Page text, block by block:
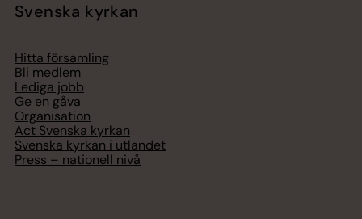
Svenska kyrkan
Hitta församling
Bli medlem
Lediga jobb
Ge en gåva
Organisation
Act Svenska kyrkan
Svenska kyrkan i utlandet
Press – nationell nivå